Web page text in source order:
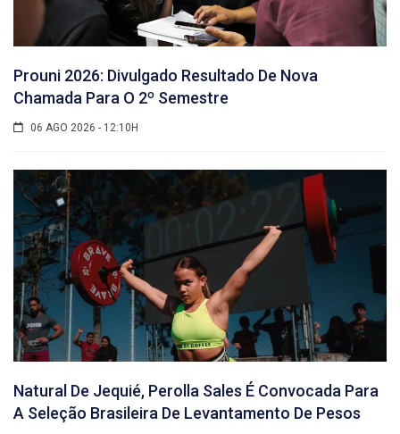
Prouni 2026: Divulgado Resultado De Nova
Chamada Para O 2º Semestre
06 AGO 2026 - 12:10H
Natural De Jequié, Perolla Sales É Convocada Para
A Seleção Brasileira De Levantamento De Pesos